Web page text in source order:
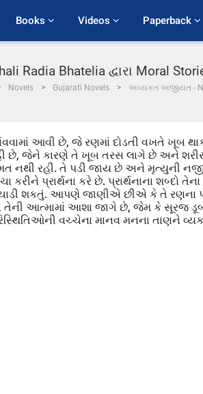
Books Videos Paperback
Bhatelia દ્વારા Moral
Novels Gujarati Novels અવ્યક્ત અજીયત -
આવી છે, જે રણમાં દોડતી વખતે ખૂબ
છે, જેને કારણે તે ખૂબ તરસ લાગે છે અને
નથી રહી. તે પડી જાય છે અને મૃત્યુની
પ્રાર્થના કરે છે. પ્રાર્થનાના શબ્દો
શકતું. આપણે જાણીએ છીએ કે તે રણના
આત્મામાં આશા જાગે છે, જેમ કે સૂરજ
વચ્ચેના માનવ મનના તાણને